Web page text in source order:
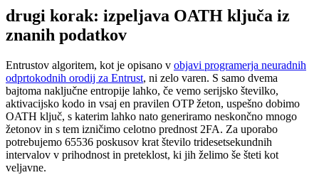
drugi korak: izpeljava OATH ključa iz
znanih podatkov
Entrustov algoritem, kot je opisano v objavi programerja neuradnih
odprtokodnih orodij za Entrust, ni zelo varen. S samo dvema
bajtoma naključne entropije lahko, če vemo serijsko številko,
aktivacijsko kodo in vsaj en pravilen OTP žeton, uspešno dobimo
OATH ključ, s katerim lahko nato generiramo neskončno mnogo
žetonov in s tem izničimo celotno prednost 2FA. Za uporabo
potrebujemo 65536 poskusov krat število tridesetsekundnih
intervalov v prihodnost in preteklost, ki jih želimo še šteti kot
veljavne.